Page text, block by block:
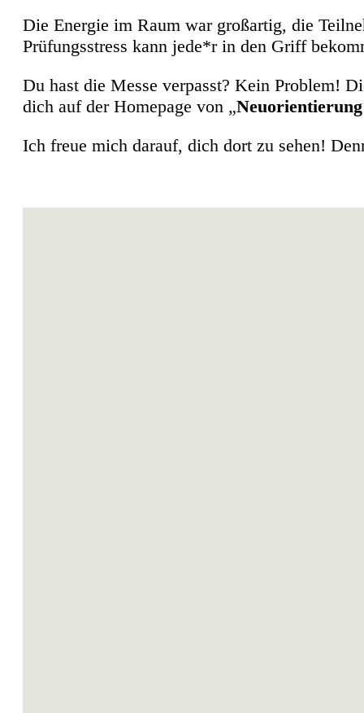
Die Energie im Raum war großartig, die
Prüfungsstress kann jede*r in den Griff
Du hast die Messe verpasst? Kein Problem!
dich auf der Homepage von „
Ich freue mich darauf, dich dort zu sehen!